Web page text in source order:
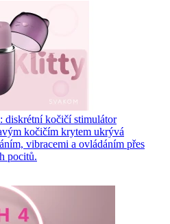
diskrétní kočičí stimulátor
kočičím krytem ukrývá
vibracemi a ovládáním přes
pocitů.